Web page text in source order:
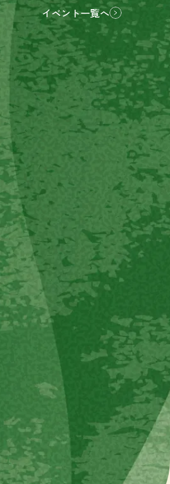
イベント一覧へ